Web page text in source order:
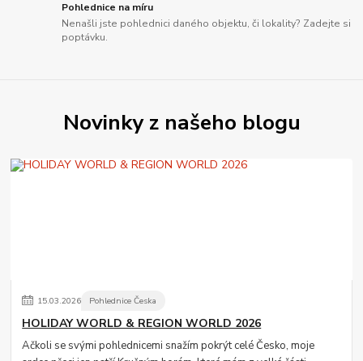
Pohlednice na míru
Nenašli jste pohlednici daného objektu, či lokality? Zadejte si
poptávku.
Novinky z našeho blogu
15.03.2026 Pohlednice Česka
HOLIDAY WORLD & REGION WORLD 2026
Ačkoli se svými pohlednicemi snažím pokrýt celé Česko, moje